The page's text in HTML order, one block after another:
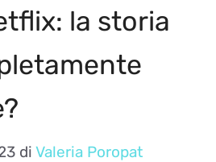
la storia
di Valeria Poropat